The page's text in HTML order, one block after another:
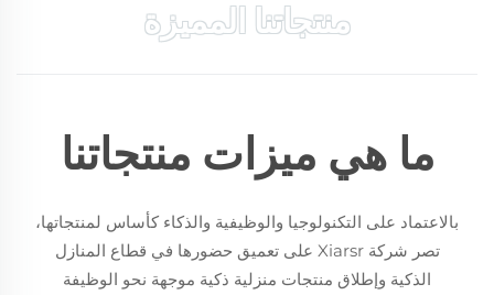
منتجاتنا المميزة
ما هي ميزات منتجاتنا
بالاعتماد على التكنولوجيا والوظيفية والذكاء كأساس لمنتجاتها،
تصر شركة Xiarsr على تعميق حضورها في قطاع المنازل
الذكية وإطلاق منتجات منزلية ذكية موجهة نحو الوظيفة